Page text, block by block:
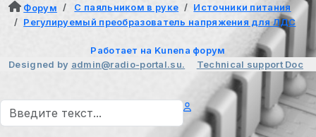
Форум
С паяльником в руке
Источники питания
Регулируемый преобразователь напряжения для ЛДС
Работает на Kunena форум
Designed by admin@radio-portal.su. Technical support Doc
Поиск